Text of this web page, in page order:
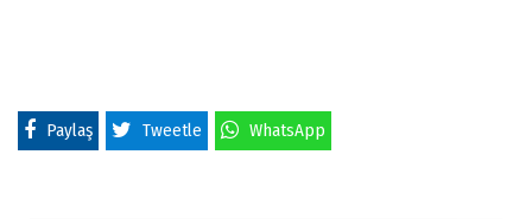
Paylaş Tweetle WhatsApp